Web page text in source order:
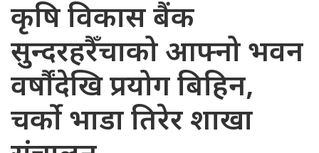
कृषि विकास बैंक
सुन्दरहरैँचाको आफ्नो भवन
वर्षौंदेखि प्रयोग बिहिन,
चर्को भाडा तिरेर शाखा